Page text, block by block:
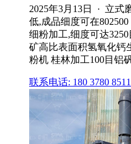
2025年3月13日 · 立式
低,成品细度可在
细粉加工,细度可达
矿高比表面积氢氧化钙
粉机 桂林加工100目铝
联系电话: 180 3780 8511